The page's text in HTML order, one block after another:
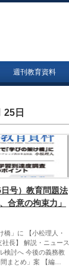
週刊教育資料
25日
号）教育問題法
合意の拘束力」
橋」に 【小松理人・
長】 解説・ニュース
検討へ 今後の義務教
まとめ」案 【編…